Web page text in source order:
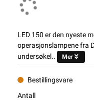
LED 150 er den nyeste
operasjonslampene fra
undersøkel..
Mer
Bestillingsvare
Antall